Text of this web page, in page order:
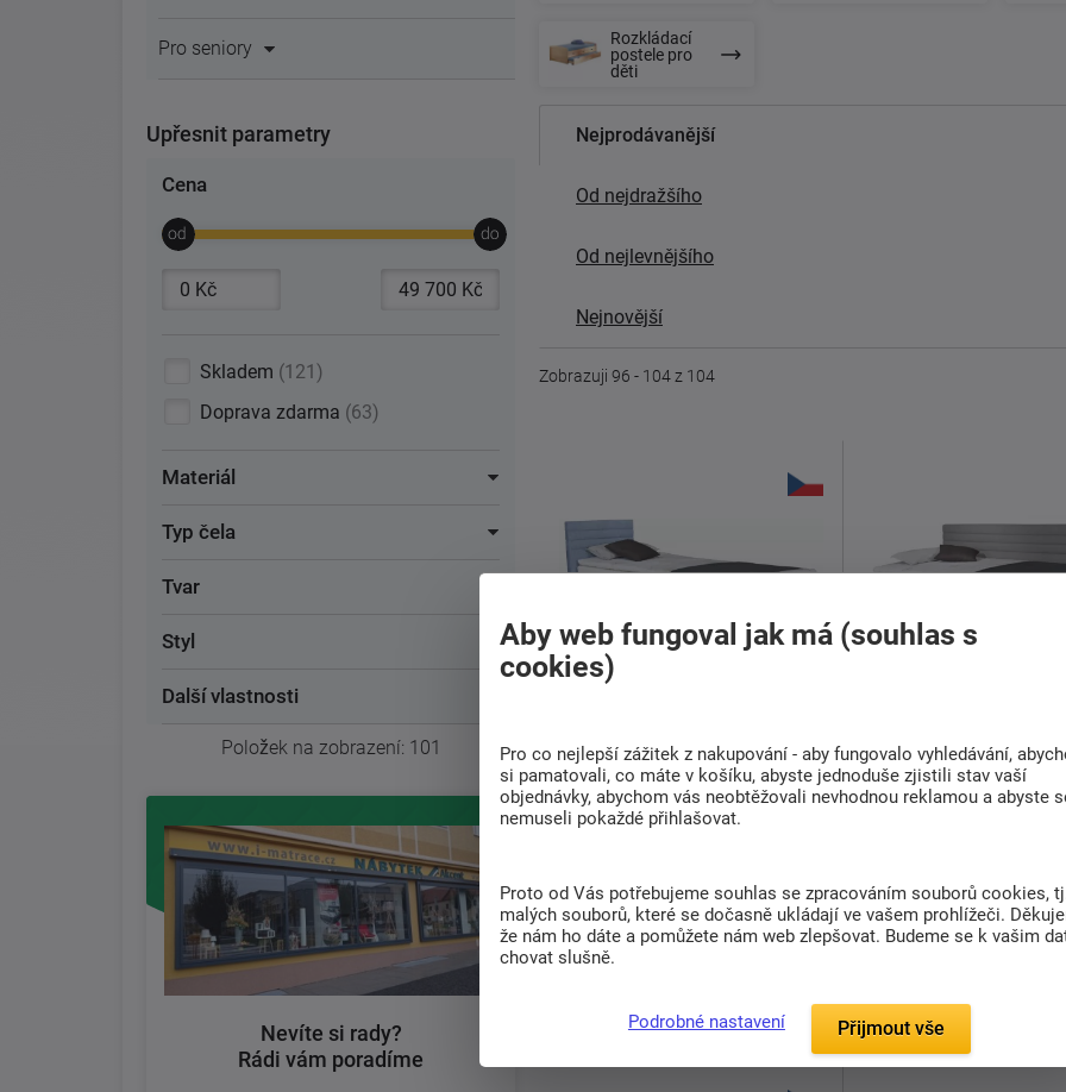
Pro seniory
Upřesnit parametry
Cena
Skladem 121
Doprava zdarma 63
Materiál
Typ čela
Tvar
Styl
Další vlastnosti
Položek na zobrazení: 101
Nevíte si rady?
Rádi vám poradíme
Rozkládací
postele pro
děti
Nejprodávanější
Od nejdražšího
Od nejlevnějšího
Nejnovější
Zobrazuji 96 - 104 z 104
Čalouněná postel Liva krátké
čelo
Jednolůžková čalouněná postel
LIVAs čelem je velmi pohodlná a
Detail
Čalouněná postel Givi
čelo
Jednolůžková čalouněná
Aby web fungoval jak má (souhlas s
cookies)
Pro co nejlepší zážitek z nakupování - aby fungovalo vyhledávání,
si pamatovali, co máte v košíku, abyste jednoduše zjistili stav vaší
objednávky, abychom vás neobtěžovali nevhodnou reklamou a abyste
nemuseli pokaždé přihlašovat.
Proto od Vás potřebujeme souhlas se zpracováním souborů cookies,
malých souborů, které se dočasně ukládají ve vašem prohlížeči.
že nám ho dáte a pomůžete nám web zlepšovat. Budeme se k vašim
chovat slušně.
Podrobné nastavení Přijmout vše